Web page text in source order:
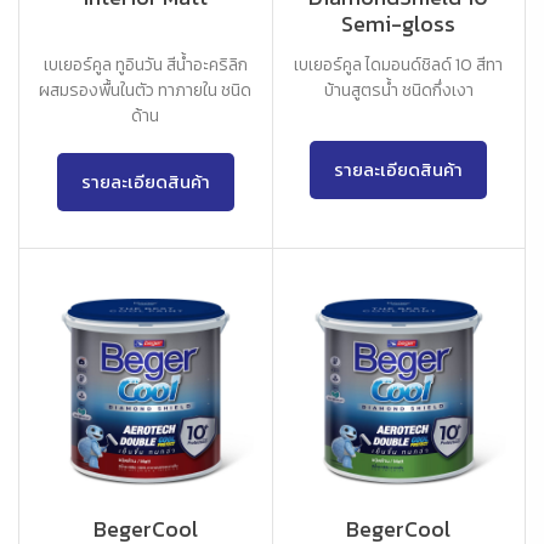
เบเยอร์คูล ทูอินวัน สีน้ำอะคริลิก
ผสมรองพื้นในตัว ทาภายใน ชนิด
ด้าน
รายละเอียดสินค้า
Semi-gloss
เบเยอร์คูล ไดมอนด์ชิลด์ 10 สีทา
บ้านสูตรน้ำ ชนิดกึ่งเงา
รายละเอียดสินค้า
BegerCool
BegerCool